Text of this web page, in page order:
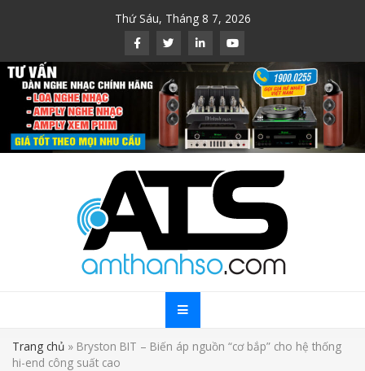
Thứ Sáu, Tháng 8 7, 2026
Trang chủ » Bryston BIT – Biến áp nguồn “cơ bắp” cho hệ thống
hi-end công suất cao